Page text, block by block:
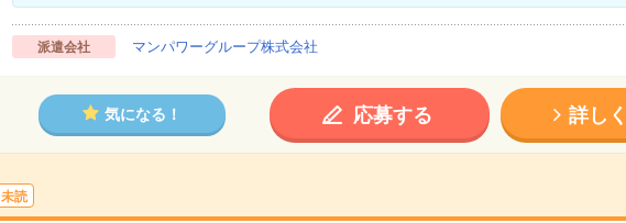
派遣会社 マンパワーグループ株式会社
気になる！ 応募する 詳し
未読